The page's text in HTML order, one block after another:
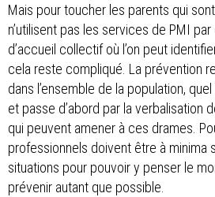
Mais pour toucher les parents qui
n’utilisent pas les services de PMI
d’accueil collectif où l’on peut
cela reste compliqué. La prévention
dans l’ensemble de la population,
et passe d’abord par la verbalisation
qui peuvent amener à ces drames.
professionnels doivent être à minima
situations pour pouvoir y penser le
prévenir autant que possible.